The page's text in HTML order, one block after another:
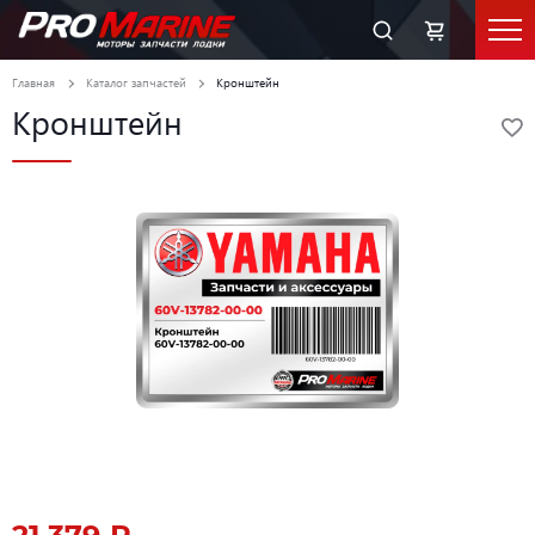
Главная Каталог запчастей Кронштейн
Кронштейн